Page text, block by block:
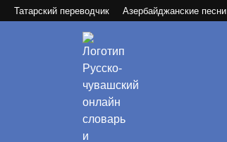
Татарский переводчик Азербайджанские песни